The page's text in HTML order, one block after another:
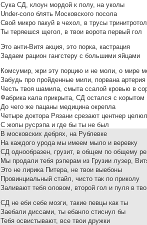
Сука СД, клоун мордой к полу, на уколы
Under-соло блять Московского посола
Свой микро пакуй в чехол, в трусы
Ты теряешся щегол, в твои ворота первый гол
Это анти-Витя акция, это порка, кастрация
Задаем рацион гангстеру с большими яйцами
Комсумир, жри эту порцию и не моли, о мире
Забудь про пройденные мили, порвана артерия
Честь твоя шамила, смыта ссалой кровью в
Фабрика кала прикрыта, СД остался с корытом
До чего же пацаны медицина окрепла
Четыре доктора Рязани срезают центнер
С жопы русрэпа и где бы ты не был
В московских дебрях, на Рублевке
На каждого урода мы имеем мыло и веревку
СД однообразен, грузит, в общем по общему
Мы продали тебя рэперам из Грузии лузер,
Это не лирика Питера, не твои выебоны
Провинциальный стайл, чисто так по приколу
Заливают тебя оловом, второй гол и пуля в
СД не еби себе мозги, такие певцы как ты
Заебали диссами, ты ебанло стиснул бы
Тебя освистывают, все твои дружки